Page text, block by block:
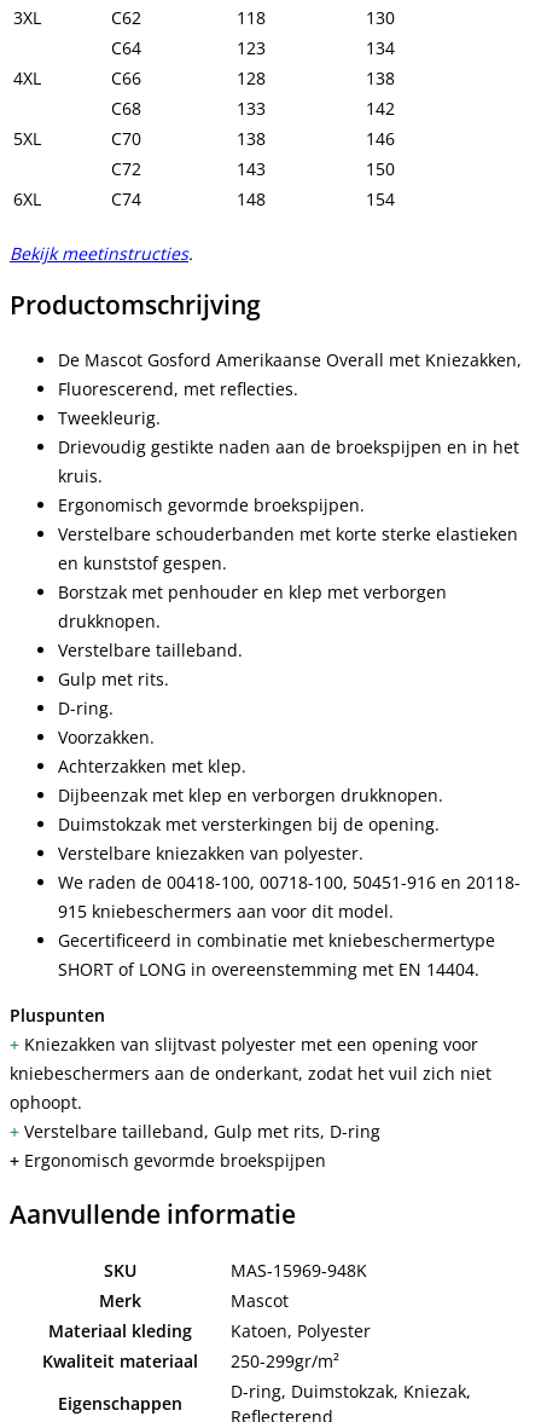
3XL
C62 118
130
C64
123
134
4XL
C66 128
138
C68
133
142
5XL
C70 138
146
C72
143
150
6XL
C74 148 154
Bekijk meetinstructies.
Productomschrijving
De Mascot Gosford Amerikaanse Overall met Kniezakken,
Fluorescerend, met reflecties.
Tweekleurig.
Drievoudig gestikte naden aan de broekspijpen en in het
kruis.
Ergonomisch gevormde broekspijpen.
Verstelbare schouderbanden met korte sterke elastieken
en kunststof gespen.
Borstzak met penhouder en klep met verborgen
drukknopen.
Verstelbare tailleband.
Gulp met rits.
D-ring.
Voorzakken.
Achterzakken met klep.
Dijbeenzak met klep en verborgen drukknopen.
Duimstokzak met versterkingen bij de opening.
Verstelbare kniezakken van polyester.
We raden de 00418-100, 00718-100, 50451-916 en 20118-
915 kniebeschermers aan voor dit model.
Gecertificeerd in combinatie met kniebeschermertype
SHORT of LONG in overeenstemming met EN 14404.
Pluspunten
+ Kniezakken van slijtvast polyester met een opening voor
kniebeschermers aan de onderkant, zodat het vuil zich niet
ophoopt.
+ Verstelbare tailleband, Gulp met rits, D-ring
+ Ergonomisch gevormde broekspijpen
Aanvullende informatie
SKU
MAS-15969-948K
Merk
Mascot
Materiaal kleding
Katoen, Polyester
Kwaliteit materiaal
250-299gr/m²
Eigenschappen
D-ring, Duimstokzak, Kniezak,
Reflecterend